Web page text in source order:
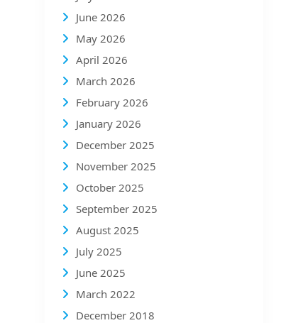
June 2026
May 2026
April 2026
March 2026
February 2026
January 2026
December 2025
November 2025
October 2025
September 2025
August 2025
July 2025
June 2025
March 2022
December 2018